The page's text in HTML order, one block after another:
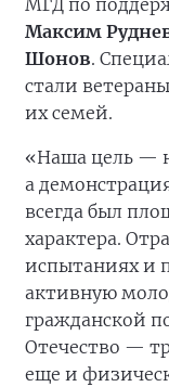
МГД по
Максим
Шонов.
стали
их семей.
«Наша цель —
а
всегда был
характера.
испытаниях и
активную
гражданской
Отечество —
еще и